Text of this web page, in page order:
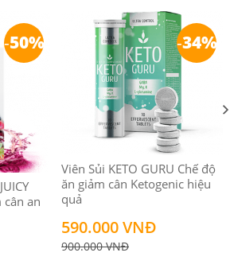
cân an
-50%
Viên Sủi KETO GURU Chế độ
ăn giảm cân Ketogenic hiệu
quả
590.000 VNĐ
900.000 VNĐ
-34%